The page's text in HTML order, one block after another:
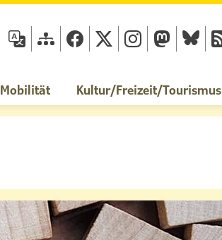
Kultur/Freizeit/Tourismus